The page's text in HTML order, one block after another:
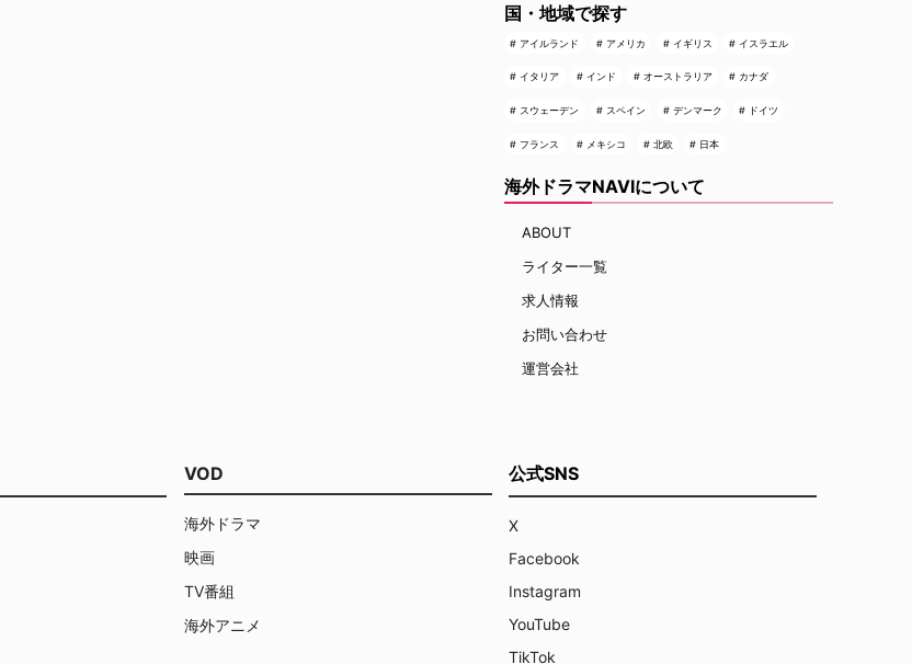
国・地域で探す
アイルランド アメリカ イギリス イスラエル
イタリア インド オーストラリア カナダ
スウェーデン スペイン デンマーク ドイツ
フランス メキシコ 北欧 日本
海外ドラマNAVIについて
ABOUT
ライター一覧
求人情報
お問い合わせ
運営会社
VOD
海外ドラマ
映画
TV番組
海外アニメ
公式SNS
X
Facebook
Instagram
YouTube
TikTok